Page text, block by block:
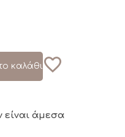
καλάθι
είναι άμεσα